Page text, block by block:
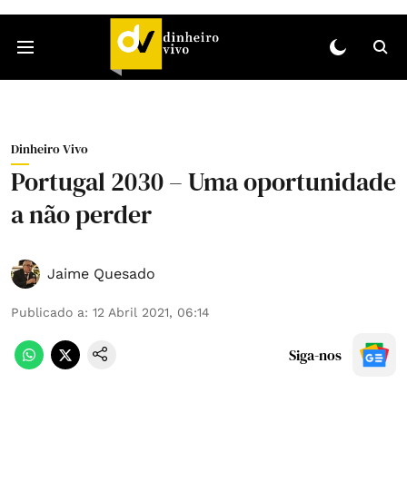
Dinheiro Vivo
Portugal 2030 – Uma oportunidade
a não perder
Jaime Quesado
Publicado a: 12 Abril 2021, 06:14
Siga-nos